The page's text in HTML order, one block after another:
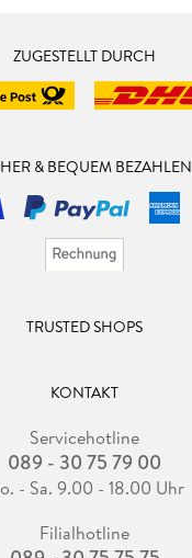
ZUGESTELLT DURCH
& BEQUEM BEZAHLEN
TRUSTED SHOPS
KONTAKT
Servicehotline
089 - 30 75 79 00
- Sa. 9.00 - 18.00 Uhr
Filialhotline